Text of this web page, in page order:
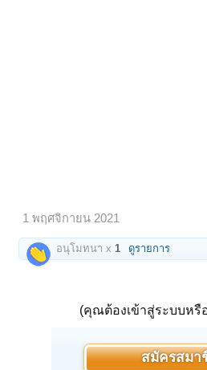
1 พฤศจิกายน 2021
อนุโมทนา x1 ดูรายการ
(คุณต้องเข้าสู่ระบบหรื
สมัครสมา